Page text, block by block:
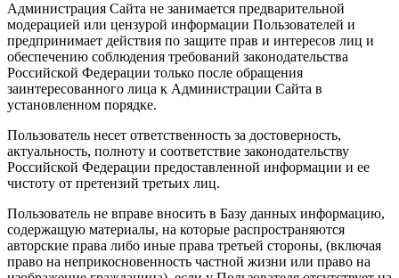
Администрация Сайта не занимается предварительной
модерацией или цензурой информации Пользователей и
предпринимает действия по защите прав и интересов лиц и
обеспечению соблюдения требований законодательства
Российской Федерации только после обращения
заинтересованного лица к Администрации Сайта в
установленном порядке.
Пользователь несет ответственность за достоверность,
актуальность, полноту и соответствие законодательству
Российской Федерации предоставленной информации и ее
чистоту от претензий третьих лиц.
Пользователь не вправе вносить в Базу данных информацию,
содержащую материалы, на которые распространяются
авторские права либо иные права третьей стороны, (включая
право на неприкосновенность частной жизни или право на